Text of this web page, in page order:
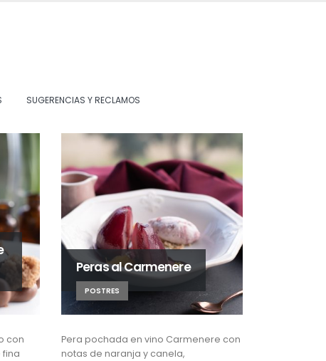
SUGERENCIAS Y RECLAMOS
con
fina
Peras al Carmenere
POSTRES
Pera pochada en vino Carmenere con
notas de naranja y canela,